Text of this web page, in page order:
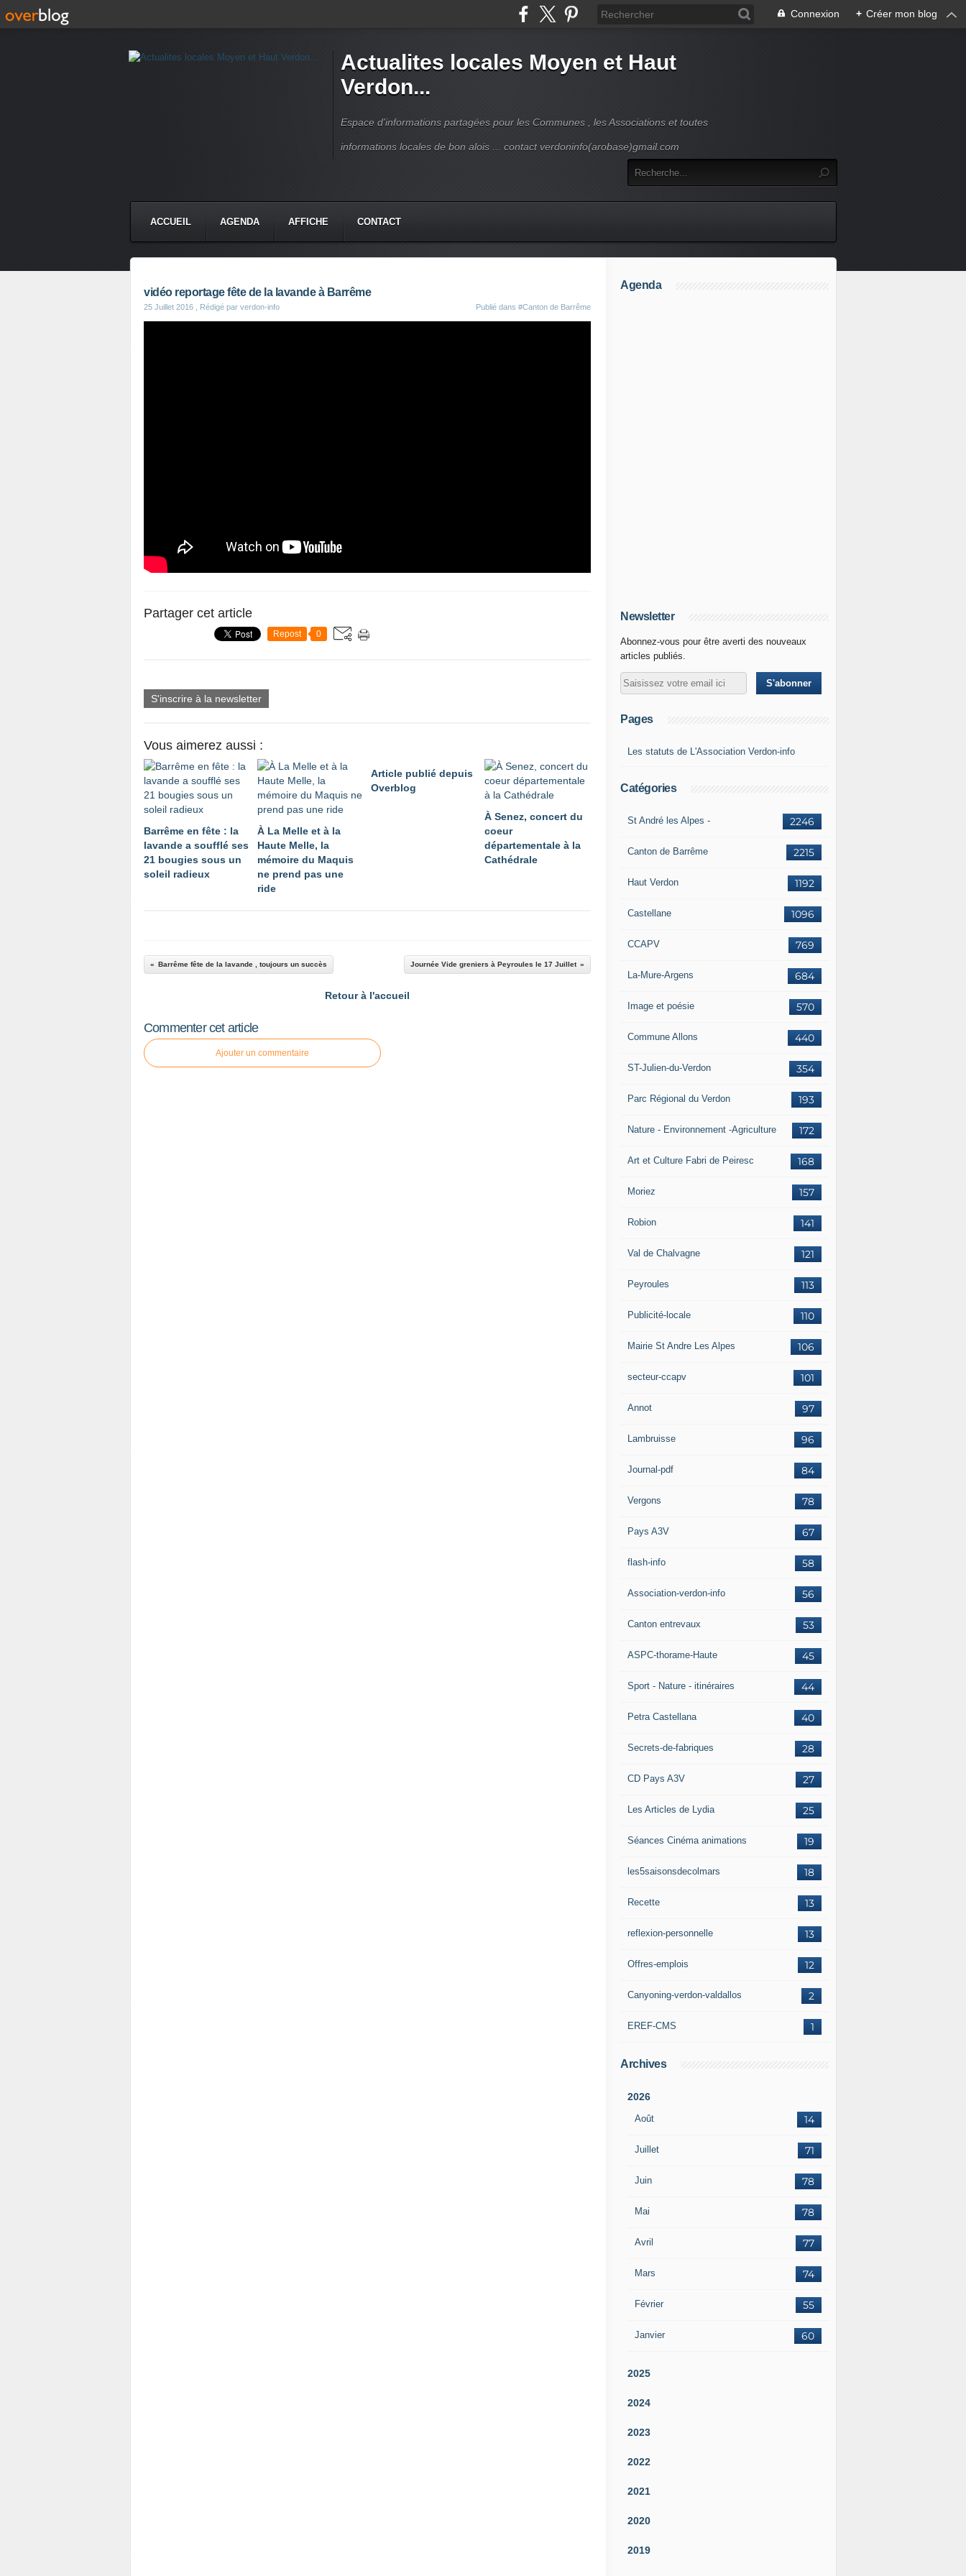
Connexion + Créer mon blog
Actualites locales Moyen et Haut
Verdon...
Espace d'informations partagées pour les Communes , les Associations et toutes
informations locales de bon alois ... contact verdoninfo(arobase)gmail.com
ACCUEIL AGENDA AFFICHE CONTACT
vidéo reportage fête de la lavande à Barrême
25 Juillet 2016 , Rédigé par verdon-info Publié dans #Canton de Barrême
Partager cet article
Repost 0
S'inscrire à la newsletter
Vous aimerez aussi :
Barrême en fête : la
lavande a soufflé ses
21 bougies sous un
soleil radieux
À La Melle et à la
Haute Melle, la
mémoire du Maquis
ne prend pas une
ride
Article publié depuis
Overblog
À Senez, concert du
coeur
départementale à la
Cathédrale
Barrême fête de la lavande , toujours un succès Journée Vide greniers à Peyroules le 17 Juillet
Retour à l'accueil
Commenter cet article
Ajouter un commentaire
Agenda
Newsletter
Abonnez-vous pour être averti des nouveaux
articles publiés.
Pages
Les statuts de L'Association Verdon-info
Catégories
2246
St André les Alpes -
2215
Canton de Barrême
1192
Haut Verdon
1096
Castellane
769
CCAPV
684
La-Mure-Argens
570
Image et poésie
440
Commune Allons
354
ST-Julien-du-Verdon
193
Parc Régional du Verdon
172
Nature - Environnement -Agriculture
168
Art et Culture Fabri de Peiresc
157
Moriez
141
Robion
121
Val de Chalvagne
113
Peyroules
110
Publicité-locale
106
Mairie St Andre Les Alpes
101
secteur-ccapv
97
Annot
96
Lambruisse
84
Journal-pdf
78
Vergons
67
Pays A3V
58
flash-info
56
Association-verdon-info
53
Canton entrevaux
45
ASPC-thorame-Haute
44
Sport - Nature - itinéraires
40
Petra Castellana
28
Secrets-de-fabriques
27
CD Pays A3V
25
Les Articles de Lydia
19
Séances Cinéma animations
18
les5saisonsdecolmars
13
Recette
13
reflexion-personnelle
12
Offres-emplois
2
Canyoning-verdon-valdallos
1
EREF-CMS
Archives
2026
Août 14
Juillet 71
Juin 78
Mai 78
Avril 77
Mars 74
Février 55
Janvier 60
2025
2024
2023
2022
2021
2020
2019